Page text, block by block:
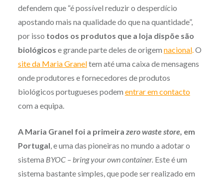
defendem que “é possível reduzir o desperdício
apostando mais na qualidade do que na quantidade”,
por isso todos os produtos que a loja dispõe são
biológicos e grande parte deles de origem nacional.O
site da Maria Graneltem até uma caixa de mensagens
onde produtores e fornecedores de produtos
biológicos portugueses podem entrar em contacto
com a equipa.
A Maria Granel foi a primeira zero waste store, em
Portugal, e uma das pioneiras no mundo a adotar o
sistema BYOC – bring your own container.Este é um
sistema bastante simples, que pode ser realizado em